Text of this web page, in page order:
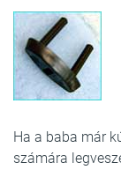
Ha a baba már
számára